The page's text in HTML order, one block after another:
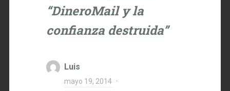
“DineroMail y la
confianza destruida”
Luis
mayo 19, 2014 ·